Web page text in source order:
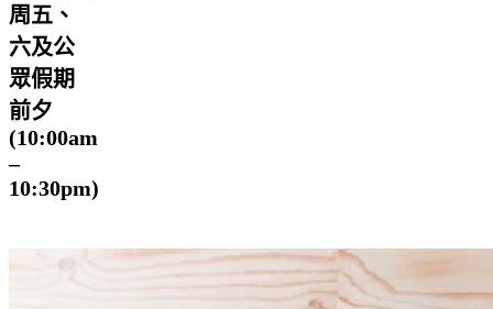
周五、
六及公
眾假期
前夕
(10:00am
–
10:30pm)